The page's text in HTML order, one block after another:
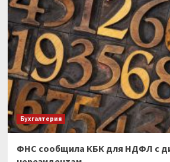
вычет
в
одном
и
том
же
месяце
может
быть
и
не
быть
Бухгалтерия
ФНС сообщила КБК для НДФЛ с